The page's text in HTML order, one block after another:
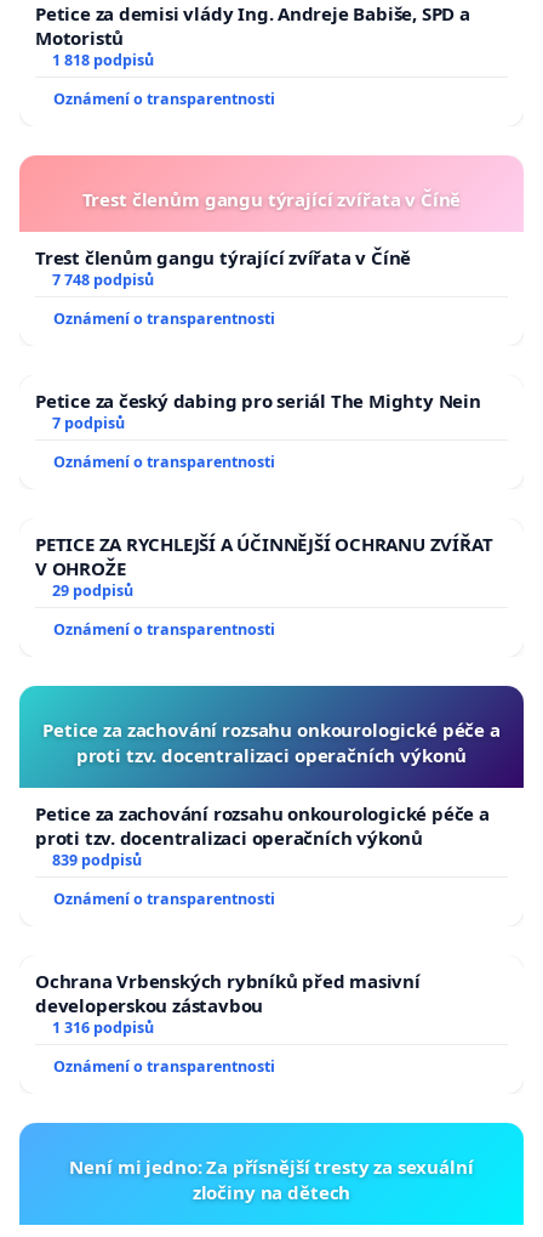
Petice za demisi vlády Ing. Andreje Babiše, SPD a
Motoristů
1 818 podpisů
Oznámení o transparentnosti
Trest členům gangu týrající zvířata v Číně
Trest členům gangu týrající zvířata v Číně
7 748 podpisů
Oznámení o transparentnosti
Petice za český dabing pro seriál The Mighty Nein
7 podpisů
Oznámení o transparentnosti
PETICE ZA RYCHLEJŠÍ A ÚČINNĚJŠÍ OCHRANU ZVÍŘAT
V OHROŽE
29 podpisů
Oznámení o transparentnosti
Petice za zachování rozsahu onkourologické péče a
proti tzv. docentralizaci operačních výkonů
Petice za zachování rozsahu onkourologické péče a
proti tzv. docentralizaci operačních výkonů
839 podpisů
Oznámení o transparentnosti
Ochrana Vrbenských rybníků před masivní
developerskou zástavbou
1 316 podpisů
Oznámení o transparentnosti
Není mi jedno: Za přísnější tresty za sexuální
zločiny na dětech